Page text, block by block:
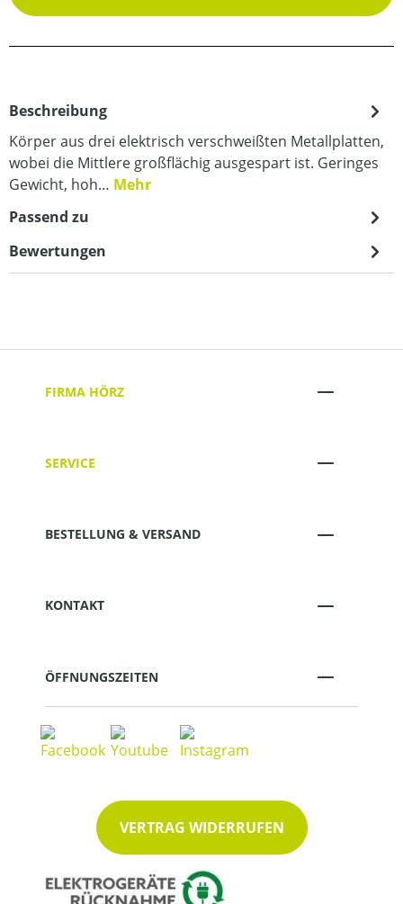
Beschreibung
Körper aus drei elektrisch verschweißten Metallplatten,
wobei die Mittlere großflächig ausgespart ist. Geringes
Gewicht, hoh… Mehr
Passend zu
Bewertungen
FIRMA HÖRZ
SERVICE
BESTELLUNG & VERSAND
KONTAKT
ÖFFNUNGSZEITEN
VERTRAG WIDERRUFEN